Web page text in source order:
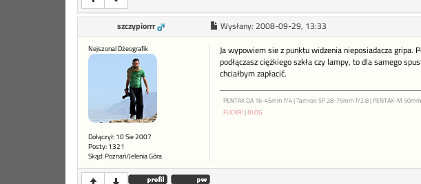
szczypiorrr Wysłany: 2008-09-29, 13:33
Nejszonal Dżeografik
Dołączył: 10 Sie 2007
Posty: 1321
Skąd: Poznań/Jelenia Góra
Ja wypowiem sie z punktu widzenia nieposiadacza
podłączasz ciężkiego szkła czy lampy, to dla samego
chciałbym zapłacić.
PENTAX DA 16-45mm f/4 | Tamron SP 28-75mm f/2.8 | PENTAX-M
FLICKR!|BLOG